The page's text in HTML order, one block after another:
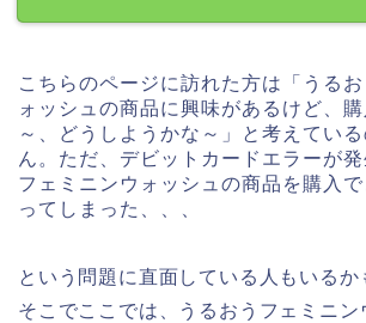
こちらのページに訪れた方は「うる
ォッシュの商品に興味があるけど、
～、どうしようかな～」と考えてい
ん。ただ、デビットカードエラーが
フェミニンウォッシュの商品を購入
ってしまった、、、
という問題に直面している人もいるか
そこでここでは、うるおうフェミニン